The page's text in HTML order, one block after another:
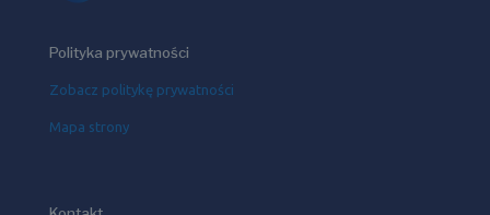
Polityka prywatności
Zobacz politykę prywatności
Mapa strony